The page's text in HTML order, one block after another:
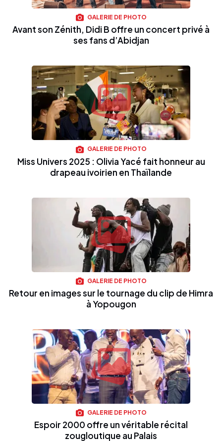
GALERIE DE PHOTO
Avant son Zénith, Didi B offre un concert privé à
ses fans d’Abidjan
GALERIE DE PHOTO
Miss Univers 2025 : Olivia Yacé fait honneur au
drapeau ivoirien en Thaïlande
GALERIE DE PHOTO
Retour en images sur le tournage du clip de Himra
à Yopougon
GALERIE DE PHOTO
Espoir 2000 offre un véritable récital
zougloutique au Palais